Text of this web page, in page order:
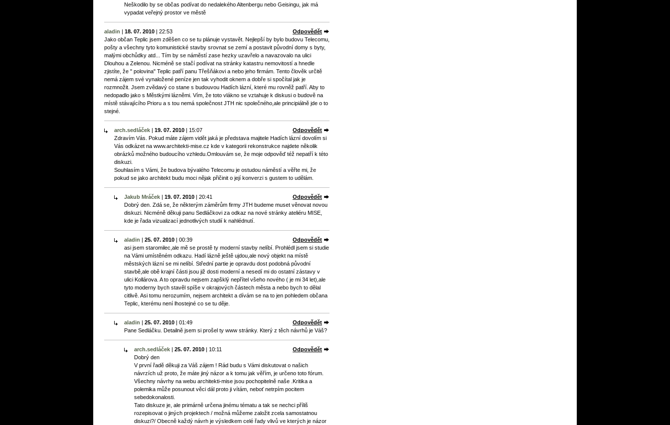
Neškodilo by se občas podívat do nedalekého Altenbergu nebo Geisingu, jak má
vypadat veřejný prostor ve městě
aladin | 18. 07. 2010 | 22:53
Odpovědět
Jako občan Teplic jsem zděšen co se tu plánuje vystavět. Nejlepší by bylo budovu Telecomu,
pošty a všechny tyto komunistické stavby srovnat se zemí a postavit původní domy s byty,
malými obchůdky atd... Tím by se náměstí zase hezky uzavřelo a navazovalo na ulici
Dlouhou a Zelenou. Nicméně se stačí podívat na stránky katastru nemovitostí a hnedle
zjistíte, že " polovina" Teplic patří panu Třešňákovi a nebo jeho firmám. Tento člověk určitě
nemá zájem své vynaložené peníze jen tak vyhodit oknem a dobře si spočítal jak je
rozmnožit. Jsem zvědavý co stane s budouvou Hadích lázní, které mu rovněž patří. Aby to
nedopadlo jako s Městkými lázněmi. Vím, že toto vlákno se vztahuje k diskusi o budově na
místě stávajícího Prioru a s tou nemá společnost JTH nic společného,ale principiálně jde o to
stejné.
arch.sedláček | 19. 07. 2010 | 15:07
Odpovědět
Zdravím Vás. Pokud máte zájem vidět jaká je představa majitele Hadích lázní dovolím si
Vás odkázet na www.architekti-mise.cz kde v kategorii rekonstrukce najdete několik
obrázků možného budoucího vzhledu.Omlouvám se, že moje odpověď též nepatří k této
diskuzi.
Souhlasím s Vámi, že budova bývalého Telecomu je ostudou náměstí a věřte mi, že
pokud se jako architekt budu moci nějak přičinit o její konverzi s gustem to udělám.
Jakub Mráček | 19. 07. 2010 | 20:41
Odpovědět
Dobrý den. Zdá se, že některým záměrům firmy JTH budeme muset věnovat novou
diskuzi. Nicméně děkuji panu Sedláčkovi za odkaz na nové stránky ateliéru MISE,
kde je řada vizualizací jednotlivých studií k nahlédnutí.
aladin | 25. 07. 2010 | 00:39
Odpovědět
asi jsem staromilec,ale mě se prostě ty moderní stavby nelíbí. Prohlédl jsem si studie
na Vámi umístěném odkazu. Hadí lázně ještě ujdou,ale nový objekt na místě
městských lázní se mi nelíbí. Střední partie je opravdu dost podobná původní
stavbě,ale obě krajní části jsou již dosti moderní a nesedí mi do ostatní zástavy v
ulici Kollárova. A to opravdu nejsem zapšklý nepřítel všeho nového ( je mi 34 let),ale
tyto moderny bych stavěl spíše v okrajových částech města a nebo bych to dělal
citlivě. Asi tomu nerozumím, nejsem architekt a dívám se na to jen pohledem občana
Teplic, kterému není lhostejné co se tu děje.
aladin | 25. 07. 2010 | 01:49
Odpovědět
Pane Sedláčku. Detailně jsem si prošel ty www stránky. Který z těch návrhů je Váš?
arch.sedláček | 25. 07. 2010 | 10:11
Odpovědět
Dobrý den
V první řadě děkuji za Váš zájem ! Rád budu s Vámi diskutovat o našich
návrzích už proto, že máte jiný názor a k tomu jak věřím, je určeno toto fórum.
Všechny návrhy na webu architekti-mise jsou pochopitelně naše .Kritika a
polemika může posunout věci dál proto ji vítám, neboť netrpím pocitem
sebedokonalosti.
Tato diskuze je, ale primárně určena jinému tématu a tak se nechci příliš
rozepisovat o jiných projektech / možná můžeme založit zcela samostatnou
diskuzi?/ Obecně každý návrh je výsledkem celé řady vlivů ve kterých je názor